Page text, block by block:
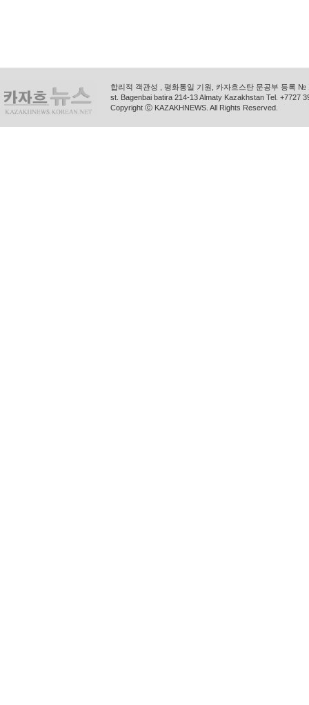
합리적 객관성 , 평화통일 기원, 카자흐스탄 문공부 등록
st. Bagenbai batira 214-13 Almaty Kazakhstan Tel. +7727
Copyright ⓒ KAZAKHNEWS. All Rights Reserved.